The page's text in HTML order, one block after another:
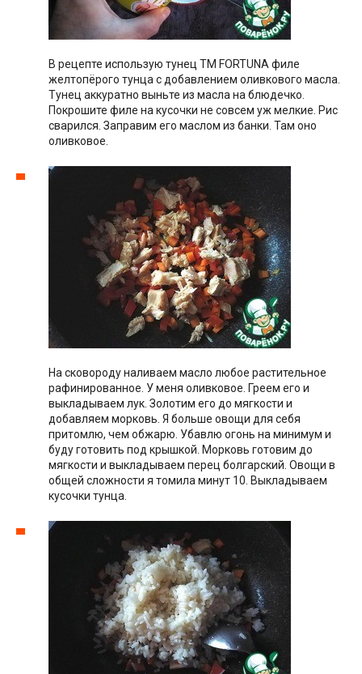
В рецепте использую тунец ТМ FORTUNA филе
желтопёрого тунца с добавлением оливкового масла.
Тунец аккуратно выньте из масла на блюдечко.
Покрошите филе на кусочки не совсем уж мелкие. Рис
сварился. Заправим его маслом из банки. Там оно
оливковое.
На сковороду наливаем масло любое растительное
рафинированное. У меня оливковое. Греем его и
выкладываем лук. Золотим его до мягкости и
добавляем морковь. Я больше овощи для себя
притомлю, чем обжарю. Убавлю огонь на минимум и
буду готовить под крышкой. Морковь готовим до
мягкости и выкладываем перец болгарский. Овощи в
общей сложности я томила минут 10. Выкладываем
кусочки тунца.